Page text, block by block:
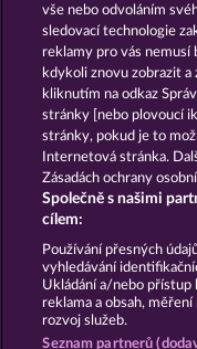
Podmínky
Kontakt
Podat
vše nebo odvoláním
sledovací technologie
reklamy pro vás
kdykoli znovu zobrazit
kliknutím na odkaz
stránky [nebo plovoucí
stránky, pokud je to
Internetová stránka.
Zásadách ochrany
Společně s našimi
cílem:
Používání přesných
vyhledávání
Ukládání a/nebo přístup
reklama a obsah,
rozvoj služeb.
Seznam partnerů